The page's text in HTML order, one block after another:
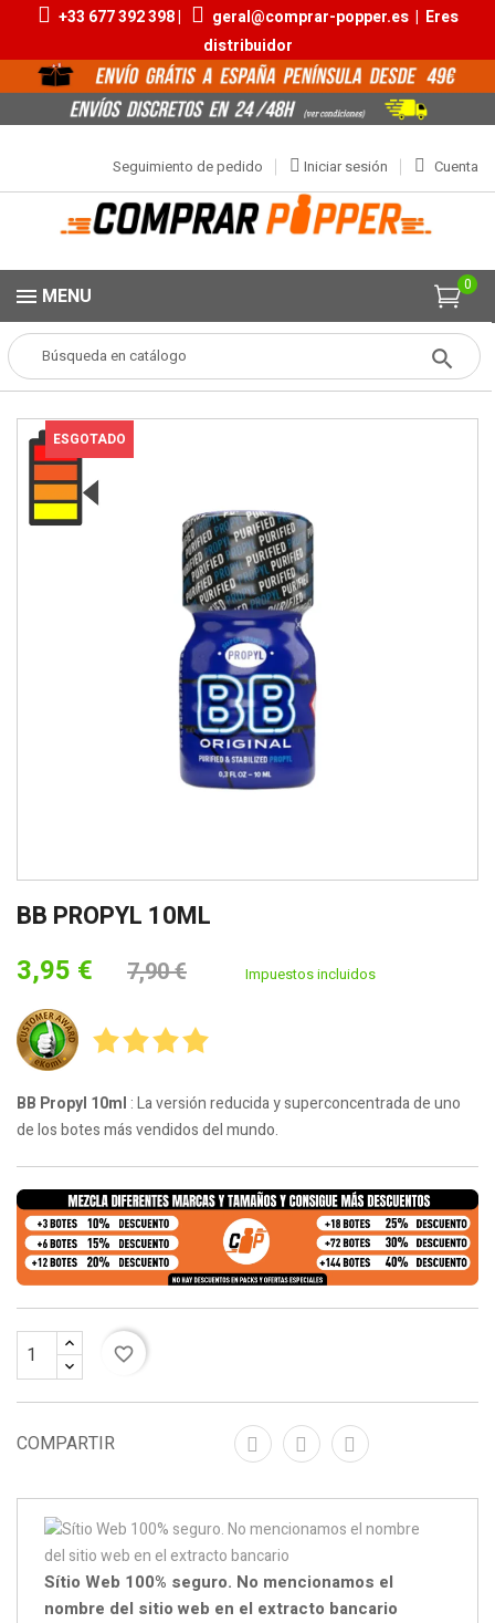
+33 677 392 398 | geral@comprar-popper.es| Eres
distribuidor
Cuenta
Iniciar sesión
Seguimiento de pedido
0
MENU
Popper Aromas Pequeños
ESGOTADO
BB PROPYL 10ML
3,95 € 7,90 € Impuestos incluidos
BB Propyl 10ml : La versión reducida y superconcentrada de uno
de los botes más vendidos del mundo.
favorite_border
COMPARTIR
Sítio Web 100% seguro. No mencionamos el
nombre del sitio web en el extracto bancario